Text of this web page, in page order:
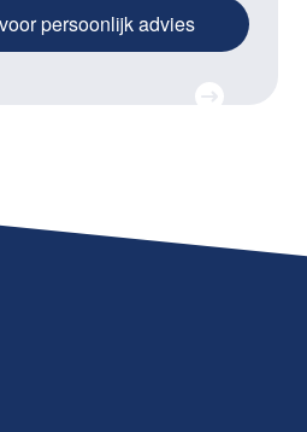
persoonlijk advies